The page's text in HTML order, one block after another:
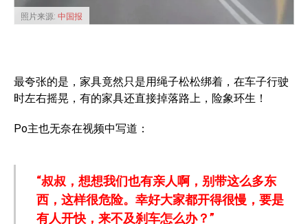
照片来源: 中国报
最夸张的是，家具竟然只是用绳子松松绑着，在车子行驶
时左右摇晃，有的家具还直接掉落路上，险象环生！
Po主也无奈在视频中写道：
“叔叔，想想我们也有亲人啊，别带这么多东
西，这样很危险。幸好大家都开得很慢，要是
有人开快，来不及刹车怎么办？”